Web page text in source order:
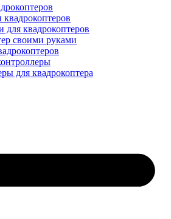
квадрокоптеров
для квадрокоптеров
своими руками
для квадрокоптера